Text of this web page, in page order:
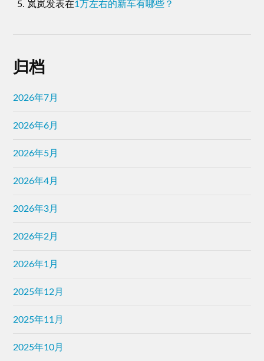
岚岚发表在1万左右的新车有哪些？
归档
2026年7月
2026年6月
2026年5月
2026年4月
2026年3月
2026年2月
2026年1月
2025年12月
2025年11月
2025年10月